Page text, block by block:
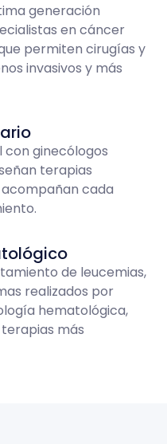
generación
en cáncer
permiten cirugías y
invasivos y más
ginecólogos
terapias
cada
de leucemias,
realizados por
hematológica,
más